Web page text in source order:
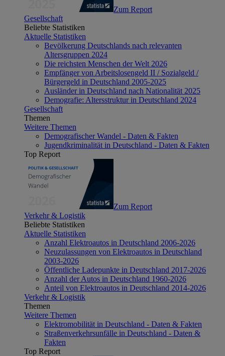
Zum Report
Gesellschaft
Beliebte Statistiken
Aktuelle Statistiken
Bevölkerung Deutschlands nach relevanten
Altersgruppen 2024
Die reichsten Menschen der Welt 2026
Empfänger von Arbeitslosengeld II / Sozialgeld /
Bürgergeld in Deutschland 2005-2025
Ausländer in Deutschland nach Nationalität 2025
Demografie: Altersstruktur in Deutschland 2024
Gesellschaft
Themen
Weitere Themen
Demografischer Wandel - Daten & Fakten
Jugendkriminalität in Deutschland - Daten & Fakten
Top Report
Zum Report
Verkehr & Logistik
Beliebte Statistiken
Aktuelle Statistiken
Anzahl Elektroautos in Deutschland 2006-2026
Neuzulassungen von Elektroautos in Deutschland
2003-2026
Öffentliche Ladepunkte in Deutschland 2017-2026
Anzahl der Autos in Deutschland 1960-2026
Anteil von Elektroautos in Deutschland 2014-2026
Verkehr & Logistik
Themen
Weitere Themen
Elektromobilität in Deutschland - Daten & Fakten
Straßenverkehrsunfälle in Deutschland - Daten &
Fakten
Top Report